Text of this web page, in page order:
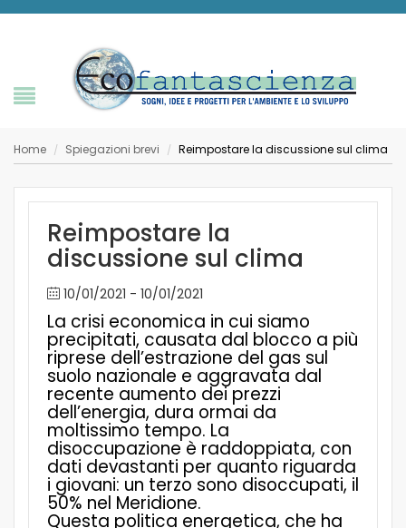
Home / Spiegazioni brevi / Reimpostare la discussione sul clima
Reimpostare la
discussione sul clima
10/01/2021 - 10/01/2021
La crisi economica in cui siamo
precipitati, causata dal blocco a più
riprese dell’estrazione del gas sul
suolo nazionale e aggravata dal
recente aumento dei prezzi
dell’energia, dura ormai da
moltissimo tempo. La
disoccupazione è raddoppiata, con
dati devastanti per quanto riguarda
i giovani: un terzo sono disoccupati, il
50% nel Meridione.
Questa politica energetica, che ha